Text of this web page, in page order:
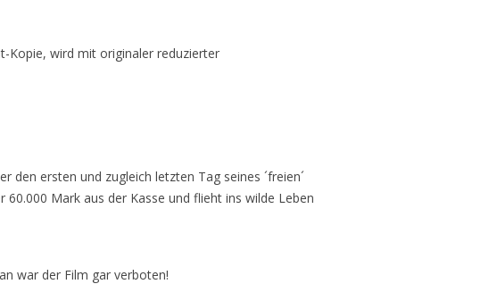
Kopie, wird mit originaler reduzierter
den ersten und zugleich letzten Tag seines ´freien´
Mark aus der Kasse und flieht ins wilde Leben
war der Film gar verboten!